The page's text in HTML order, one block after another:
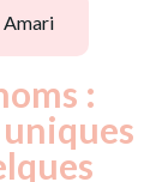
amari
: